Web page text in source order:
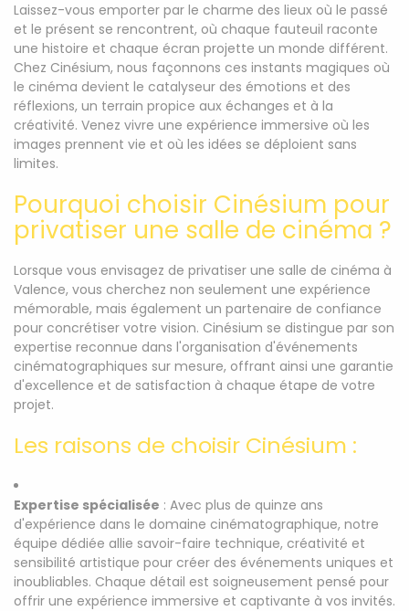
Laissez-vous emporter par le charme des lieux où le passé
et le présent se rencontrent, où chaque fauteuil raconte
une histoire et chaque écran projette un monde différent.
Chez Cinésium, nous façonnons ces instants magiques où
le cinéma devient le catalyseur des émotions et des
réflexions, un terrain propice aux échanges et à la
créativité. Venez vivre une expérience immersive où les
images prennent vie et où les idées se déploient sans
limites.
Pourquoi choisir Cinésium pour
privatiser une salle de cinéma ?
Lorsque vous envisagez de privatiser une salle de cinéma à
Valence, vous cherchez non seulement une expérience
mémorable, mais également un partenaire de confiance
pour concrétiser votre vision. Cinésium se distingue par son
expertise reconnue dans l'organisation d'événements
cinématographiques sur mesure, offrant ainsi une garantie
d'excellence et de satisfaction à chaque étape de votre
projet.
Les raisons de choisir Cinésium :
Expertise spécialisée : Avec plus de quinze ans
d'expérience dans le domaine cinématographique, notre
équipe dédiée allie savoir-faire technique, créativité et
sensibilité artistique pour créer des événements uniques et
inoubliables. Chaque détail est soigneusement pensé pour
offrir une expérience immersive et captivante à vos invités.